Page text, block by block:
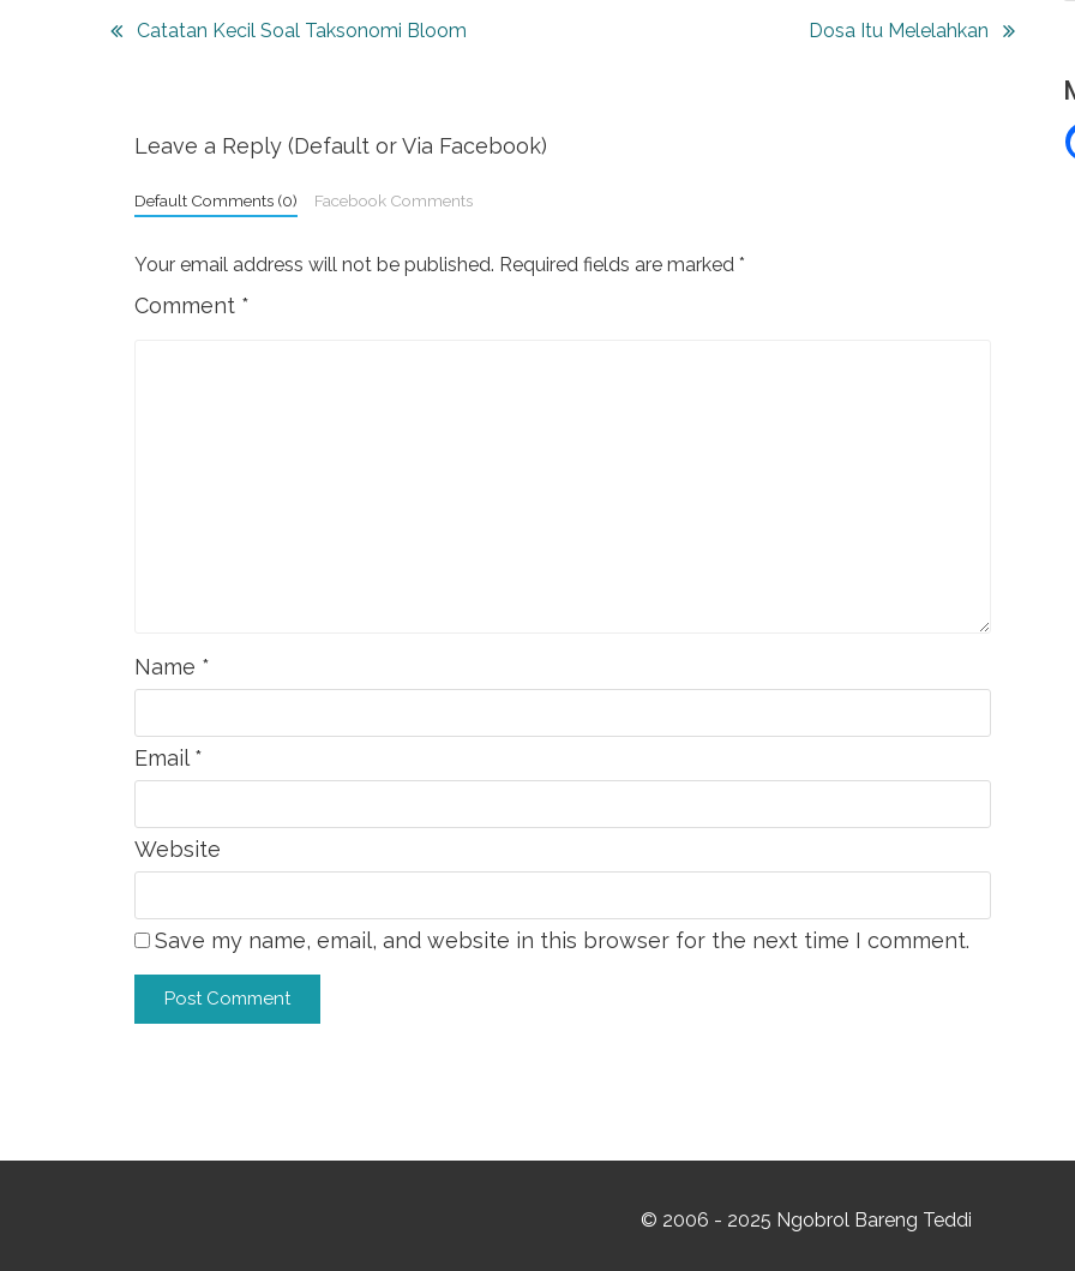
Post
Catatan Kecil Soal Taksonomi Bloom Dosa Itu Melelahkan
Leave a Reply (Default or Via Facebook)
Default Comments (0) Facebook Comments
Your email address will not be published. Required fields are marked *
Comment *
Name *
Email *
Website
Save my name, email, and website in this browser for the next time I comment.
e
g
© 2006 - 2025 Ngobrol Bareng Teddi